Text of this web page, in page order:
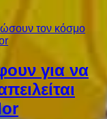
για να